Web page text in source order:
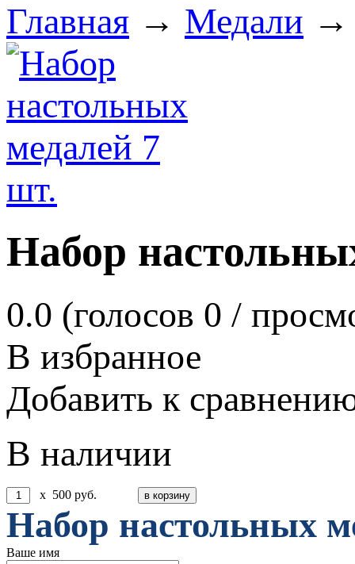
Главная → Медали →
Набор
0.0 (голосов 0 /
В избранное
Добавить к
В наличии
x 500 руб.
Набор настольных
Ваше имя